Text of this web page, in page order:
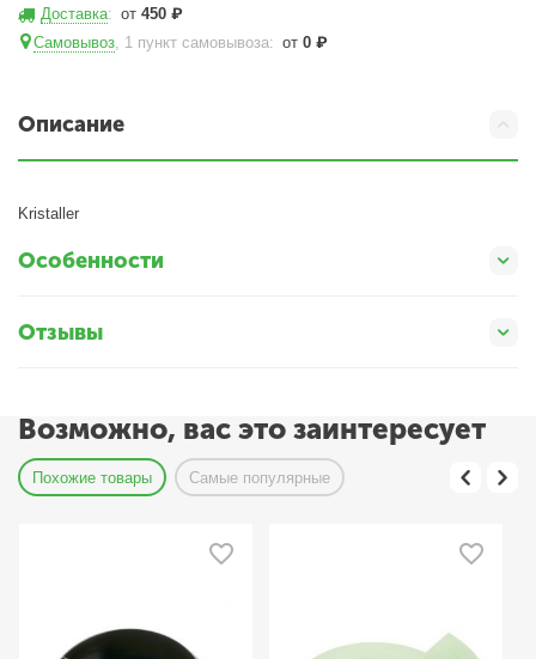
Доставка: от450 ₽
Самовывоз, 1 пункт самовывоза: от0 ₽
Описание
Kristaller
Особенности
Отзывы
Возможно, вас это заинтересует
Похожие товары Самые популярные